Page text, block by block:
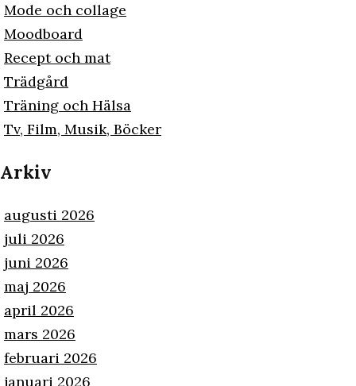
Mode och collage
Moodboard
Recept och mat
Trädgård
Träning och Hälsa
Tv, Film, Musik, Böcker
Arkiv
augusti 2026
juli 2026
juni 2026
maj 2026
april 2026
mars 2026
februari 2026
januari 2026